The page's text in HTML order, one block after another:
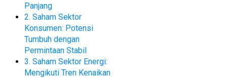
Panjang
2. Saham Sektor
Konsumen: Potensi
Tumbuh dengan
Permintaan Stabil
3. Saham Sektor Energi:
Mengikuti Tren Kenaikan